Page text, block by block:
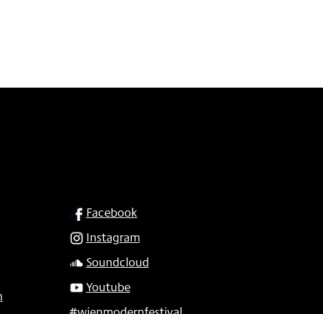
SOCIAL
Facebook
Instagram
Soundcloud
Youtube